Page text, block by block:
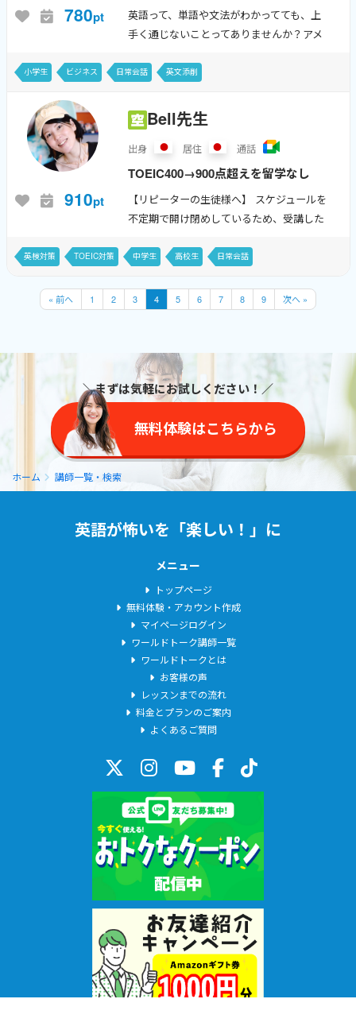
780pt
初心者からビジネスマンまで大歓
迎！ ーーーーーーーーーーーーー
英語って、単語や文法がわかってても、上
手く通じないことってありませんか？アメ
外ビジネス経験を元に、身につくレッスン
ァシ...
小学生 ビジネス 日常会話 英文添削
910pt
Bell先生
出身 居住 通話
TOEIC400→900点超えを留学なし
で達成した準ジャパ講師。 大人の
やり直し英語から学生さんの​英検サ
し、900点越えをした純ジャパ講師
【リピーターの生徒様へ】 スケジュールを
不定期で開け閉めしているため、受講した
しれません。 その際は調整できる場合もご
英検対策 TOEIC対策 中学生 高校生 日常会話
« 前へ 1 2 3 4 5 6 7 8 9 次へ »
＼まずは気軽にお試しください！／
無料体験はこちらから
ホーム 講師一覧・検索
英語が怖いを「楽しい！」に
メニュー
トップページ
無料体験・アカウント作成
マイページログイン
ワールドトーク講師一覧
ワールドトークとは
お客様の声
レッスンまでの流れ
料金とプランのご案内
よくあるご質問